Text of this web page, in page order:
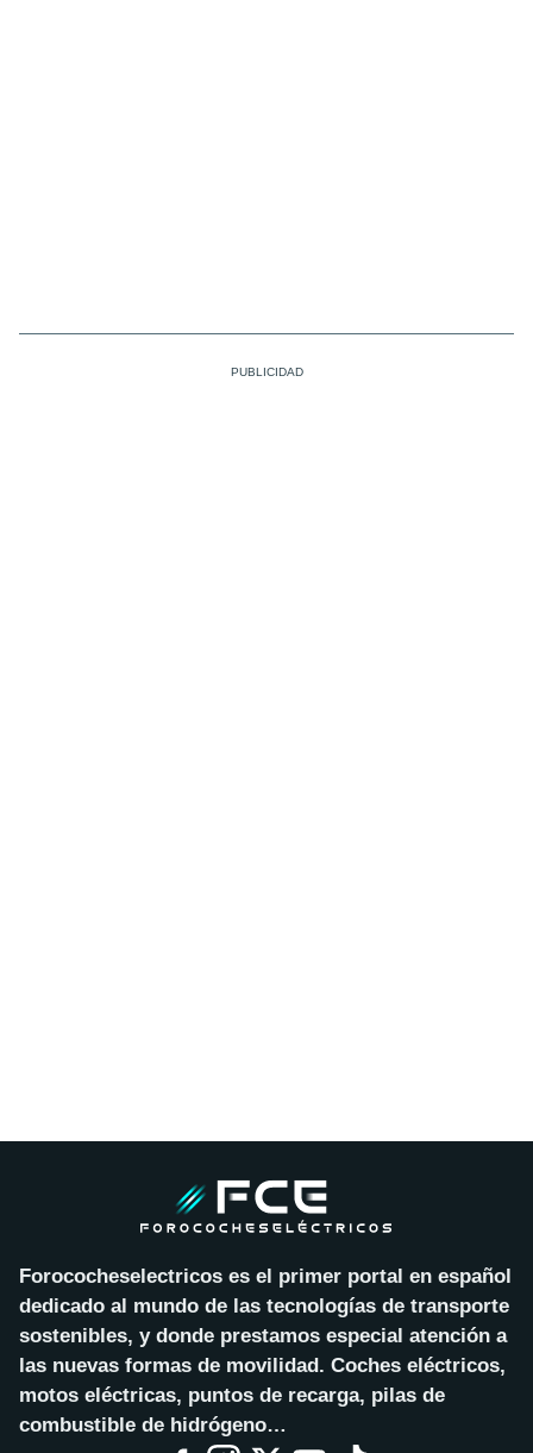
Forococheselectricos es el primer portal en español
dedicado al mundo de las tecnologías de transporte
sostenibles, y donde prestamos especial atención a
las nuevas formas de movilidad. Coches eléctricos,
motos eléctricas, puntos de recarga, pilas de
combustible de hidrógeno…